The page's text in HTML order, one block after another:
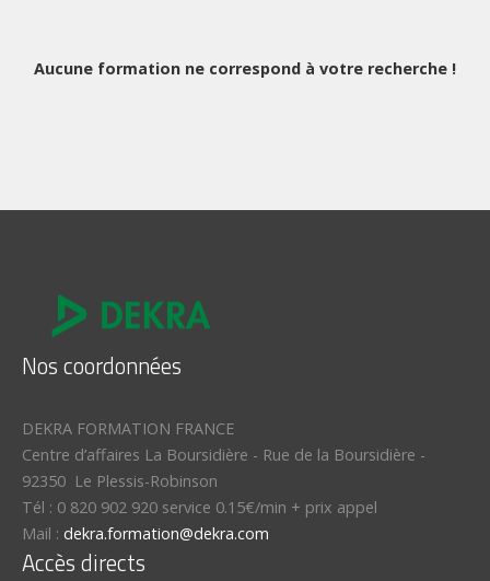
Aucune formation ne correspond à votre recherche !
Nos coordonnées
DEKRA FORMATION FRANCE
Centre d’affaires La Boursidière - Rue de la Boursidière -
92350 Le Plessis-Robinson
Tél : 0 820 902 920 service 0.15€/min + prix appel
Mail : dekra.formation@dekra.com
Accès directs